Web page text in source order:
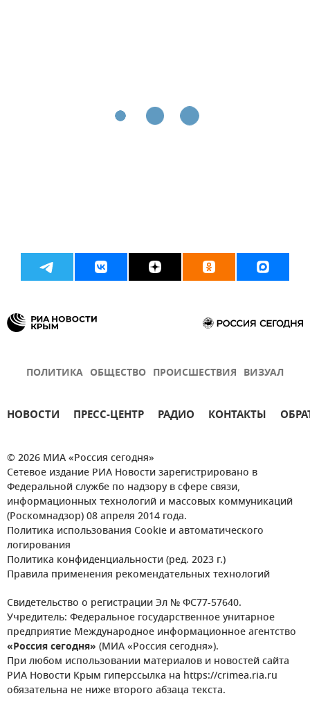
ПОЛИТИКА ОБЩЕСТВО ПРОИСШЕСТВИЯ ВИЗУАЛ
НОВОСТИ ПРЕСС-ЦЕНТР РАДИО КОНТАКТЫ
© 2026 МИА «Россия сегодня»
Сетевое издание РИА Новости зарегистрировано в
Федеральной службе по надзору в сфере связи,
информационных технологий и массовых коммуникаций
(Роскомнадзор) 08 апреля 2014 года.
Политика использования Cookie и автоматического
логирования
Политика конфиденциальности (ред. 2023 г.)
Правила применения рекомендательных технологий
Свидетельство о регистрации Эл № ФС77-57640.
Учредитель: Федеральное государственное унитарное
предприятие Международное информационное агентство
«Россия сегодня» (МИА «Россия сегодня»).
При любом использовании материалов и новостей сайта
РИА Новости Крым гиперссылка на https://crimea.ria.ru
обязательна не ниже второго абзаца текста.